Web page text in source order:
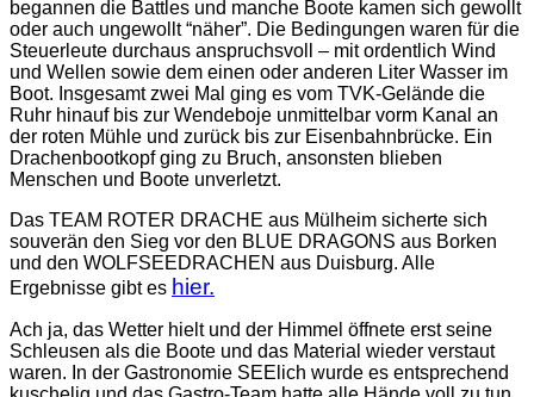
begannen die Battles und manche Boote kamen sich gewollt
oder auch ungewollt “näher”. Die Bedingungen waren für die
Steuerleute durchaus anspruchsvoll – mit ordentlich Wind
und Wellen sowie dem einen oder anderen Liter Wasser im
Boot. Insgesamt zwei Mal ging es vom TVK-Gelände die
Ruhr hinauf bis zur Wendeboje unmittelbar vorm Kanal an
der roten Mühle und zurück bis zur Eisenbahnbrücke. Ein
Drachenbootkopf ging zu Bruch, ansonsten blieben
Menschen und Boote unverletzt.
Das TEAM ROTER DRACHE aus Mülheim sicherte sich
souverän den Sieg vor den BLUE DRAGONS aus Borken
und den WOLFSEEDRACHEN aus Duisburg. Alle
Ergebnisse gibt es hier.
Ach ja, das Wetter hielt und der Himmel öffnete erst seine
Schleusen als die Boote und das Material wieder verstaut
waren. In der Gastronomie SEElich wurde es entsprechend